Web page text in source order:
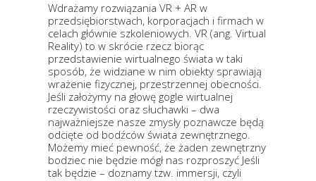
Wdrażamy rozwiązania VR + AR w
przedsiębiorstwach, korporacjach i firmach w
celach głównie szkoleniowych. VR (ang. Virtual
Reality) to w skrócie rzecz biorąc
przedstawienie wirtualnego świata w taki
sposób, że widziane w nim obiekty sprawiają
wrażenie fizycznej, przestrzennej obecności.
Jeśli założymy na głowę gogle wirtualnej
rzeczywistości oraz słuchawki – dwa
najważniejsze nasze zmysły poznawcze będą
odcięte od bodźców świata zewnętrznego.
Możemy mieć pewność, że żaden zewnętrzny
bodziec nie będzie mógł nas rozproszyć Jeśli
tak będzie – doznamy tzw. immersji, czyli